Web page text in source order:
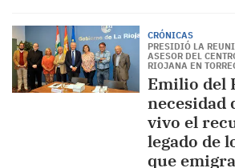
CRÓNICAS
PRESIDIÓ LA
ASESOR DEL
RIOJANA EN
Emilio del
necesidad
vivo el
legado de
que